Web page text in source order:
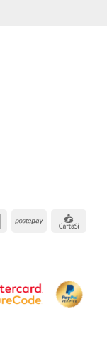
DiscoverPostepay